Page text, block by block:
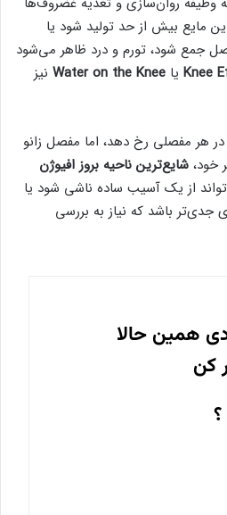
مایع بیش از حد تولید شود یا
جمع شود، تورم و درد ظاهر می‌شود
Knee یا Water on the Knee نیز
هر مفصلی رخ دهد، اما مفصل زانو
خود، شایع‌ترین ناحیه بروز افیوژن
از یک آسیب ساده ناشی شود یا
جدی‌تر باشد که نیاز به بررسی